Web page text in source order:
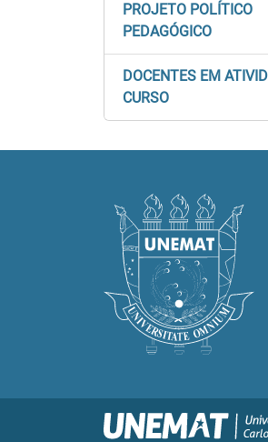
PROJETO POLÍTICO
PEDAGÓGICO
DOCENTES EM
CURSO